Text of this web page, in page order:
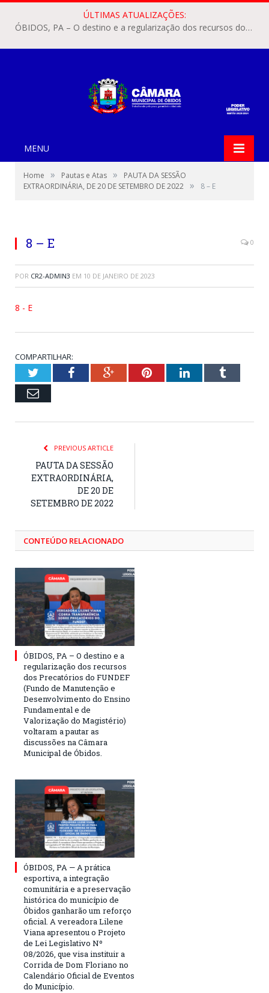
ÚLTIMAS ATUALIZAÇÕES:
ÓBIDOS, PA – O destino e a regularização dos recursos dos Precatórios do FUNDEF (Fundo de Manutenção e Desenvolvimento do Ensino Fundamental e de Valorização do Magistério) voltaram a pautar as discussões na Câmara Municipal de Óbidos.
MENU
Home » Pautas e Atas »
PAUTA DA SESSÃO
EXTRAORDINÁRIA, DE 20 DE SETEMBRO DE 2022 » 8 – E
8 – E 0
POR CR2-ADMIN3 EM 10 DE JANEIRO DE 2023
8 - E
COMPARTILHAR:
TwitterFacebookGoogle+PinterestLinkedInTumblr
Email
PREVIOUS ARTICLE
PAUTA DA SESSÃO
EXTRAORDINÁRIA,
DE 20 DE
SETEMBRO DE 2022
CONTEÚDO RELACIONADO
ÓBIDOS, PA – O destino e a
regularização dos recursos
dos Precatórios do FUNDEF
(Fundo de Manutenção e
Desenvolvimento do Ensino
Fundamental e de
Valorização do Magistério)
voltaram a pautar as
discussões na Câmara
Municipal de Óbidos.
ÓBIDOS, PA — A prática
esportiva, a integração
comunitária e a preservação
histórica do município de
Óbidos ganharão um reforço
oficial. A vereadora Lilene
Viana apresentou o Projeto
de Lei Legislativo Nº
08/2026, que visa instituir a
Corrida de Dom Floriano no
Calendário Oficial de Eventos
do Município.